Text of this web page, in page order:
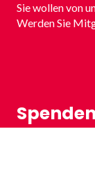
Sie wollen von
Werden Sie